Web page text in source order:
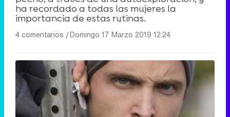
ha recordado a todas las mujeres la
importancia de estas rutinas.
4 comentarios |Domingo 17 Marzo 2019 12:24